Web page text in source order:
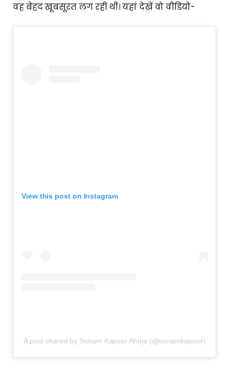
वह बेहद खूबसूरत लग रही थीं। यहां देखें वो वीडियो-
View this post on Instagram
A post shared by Sonam Kapoor Ahuja (@sonamkapoor)